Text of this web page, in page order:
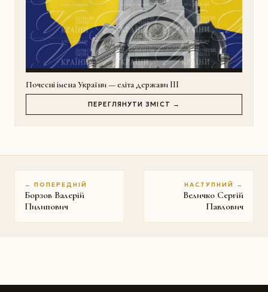
Почесні імена України — еліта держави III
ПЕРЕГЛЯНУТИ ЗМІСТ →
← ПОПЕРЕДНІЙ
Борзов Валерій
Пилипович
НАСТУПНИЙ →
Величко Сергій
Павлович